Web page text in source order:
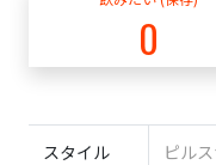
0
スタイル ピル